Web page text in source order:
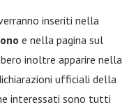
inseriti nella
e nella pagina sul
inoltre apparire nella
ufficiali della
interessati sono tutti